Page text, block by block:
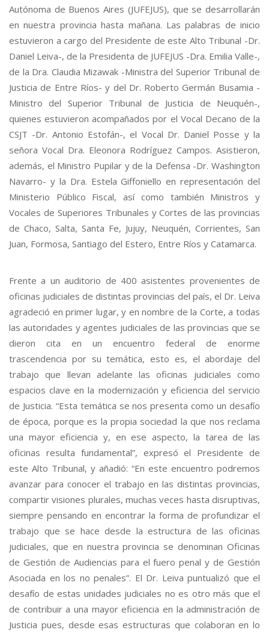
Autónoma de Buenos Aires (JUFEJUS), que se desarrollarán
en nuestra provinciahasta mañana. Las palabras de inicio
estuvieron a cargo del Presidente de este Alto Tribunal -Dr.
Daniel Leiva-, de la Presidenta de JUFEJUS -Dra. Emilia Valle-,
de la Dra. Claudia Mizawak -Ministra del Superior Tribunal de
Justicia de Entre Ríos- y del Dr. Roberto Germán Busamia -
Ministro del Superior Tribunal de Justicia de Neuquén-,
quienes estuvieron acompañados por el Vocal Decano de la
CSJT -Dr. Antonio Estofán-, el Vocal Dr. Daniel Posse y la
señora Vocal Dra. Eleonora Rodríguez Campos. Asistieron,
además, el Ministro Pupilar y de la Defensa -Dr. Washington
Navarro- y la Dra. Estela Giffoniello en representación del
Ministerio Público Fiscal, así como también Ministros y
Vocales de Superiores Tribunales y Cortes de las provincias
de Chaco, Salta, Santa Fe, Jujuy, Neuquén, Corrientes, San
Juan, Formosa, Santiago del Estero, Entre Ríos y Catamarca.
Frente a un auditorio de 400 asistentes provenientes de
oficinas judiciales de distintas provincias del país, el Dr. Leiva
agradeció en primer lugar, y en nombre de la Corte, a todas
las autoridades y agentes judiciales de las provincias que se
dieron cita en un encuentro federal de enorme
trascendencia por su temática, esto es, el abordaje del
trabajo que llevan adelante las oficinas judiciales como
espacios clave en la modernización y eficiencia del servicio
de Justicia. “Esta temática se nos presenta como un desafío
de época, porque es la propia sociedad la que nos reclama
una mayor eficiencia y, en ese aspecto, la tarea de las
oficinas resulta fundamental”, expresó el Presidente de
este Alto Tribunal, y añadió: “En este encuentro podremos
avanzar para conocer el trabajo en las distintas provincias,
compartir visiones plurales, muchas veces hasta disruptivas,
siempre pensando en encontrar la forma de profundizar el
trabajo que se hace desde la estructura de las oficinas
judiciales, que en nuestra provincia se denominan Oficinas
de Gestión de Audiencias para el fuero penal y de Gestión
Asociada en los no penales”. El Dr. Leiva puntualizó que el
desafío de estas unidades judiciales no es otro más que el
de contribuir a una mayor eficiencia en la administración de
Justicia pues, desde esas estructuras que colaboran en lo